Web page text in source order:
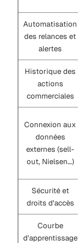
Automatisation
des relances et
alertes
Historique des
actions
commerciales
Connexion aux
données
externes (sell-
out, Nielsen…)
Sécurité et
droits d'accès
Courbe
d'apprentissage